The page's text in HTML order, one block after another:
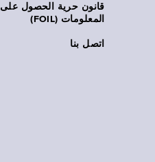
قانون حرية الحصول على
المعلومات (FOIL)
اتصل بنا